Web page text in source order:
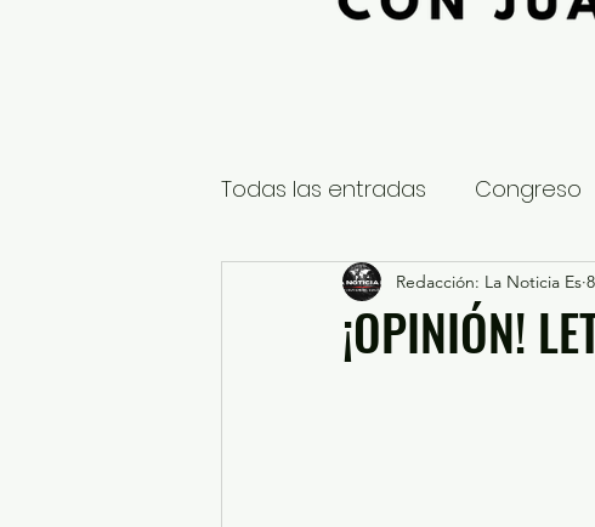
Todas las entradas Congreso
Nacional Estatal
¡OPINIÓN!
Redacción: La Noticia Es